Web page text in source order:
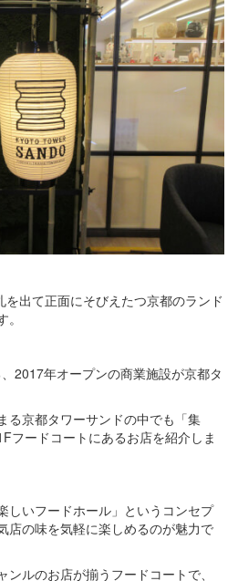
出て正面にそびえたつ京都のランド
2017年オープンの商業施設が京都タ
る京都タワーサンドの中でも「集
フードコートにあるお店を紹介しま
しいフードホール」というコンセプ
店の味を気軽に楽しめるのが魅力で
ルのお店が揃うフードコートで、